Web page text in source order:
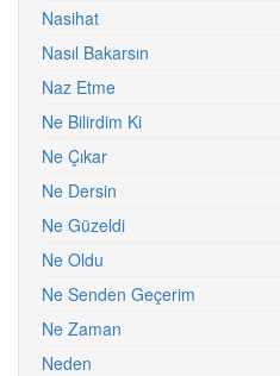
Nasihat
Nasıl Bakarsın
Naz Etme
Ne Bilirdim Ki
Ne Çıkar
Ne Dersin
Ne Güzeldi
Ne Oldu
Ne Senden Geçerim
Ne Zaman
Neden